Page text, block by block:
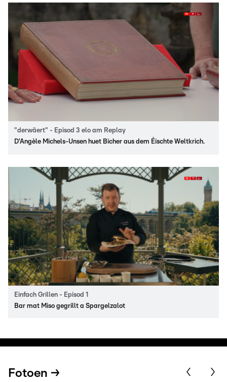
"derwäert" - Episod 3 elo am Replay
D'Angèle Michels-Unsen huet Bicher aus dem Éischte Weltkrich.
Einfach Grillen - Episod 1
Bar mat Miso gegrillt a Spargelzalot
Fotoen →